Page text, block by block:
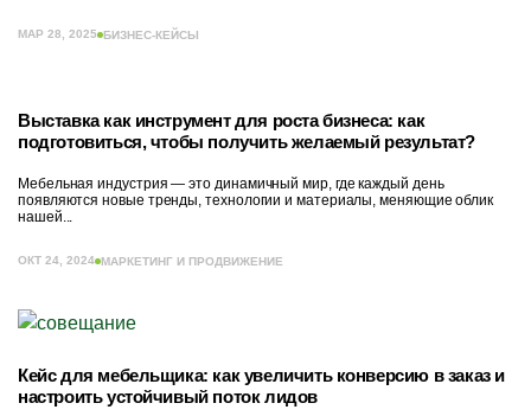
МАР 28, 2025 БИЗНЕС-КЕЙСЫ
Выставка как инструмент для роста бизнеса: как
подготовиться, чтобы получить желаемый результат?
Мебельная индустрия — это динамичный мир, где каждый день
появляются новые тренды, технологии и материалы, меняющие облик
нашей...
ОКТ 24, 2024 МАРКЕТИНГ И ПРОДВИЖЕНИЕ
Кейс для мебельщика: как увеличить конверсию в заказ и
настроить устойчивый поток лидов